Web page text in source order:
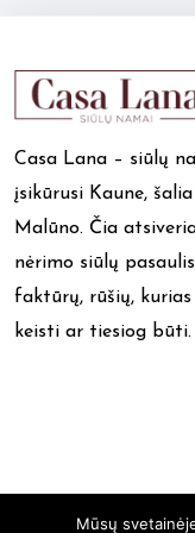
Casa Lana – siūlų
įsikūrusi Kaune,
Malūno. Čia
nėrimo siūlų
faktūrų, rūšių,
keisti ar tiesiog būti.
Mūsų